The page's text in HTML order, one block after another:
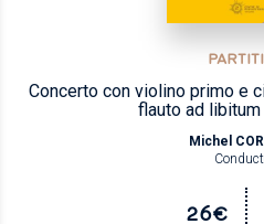
Concerto con violino primo e
flauto ad libitum
Michel
26€